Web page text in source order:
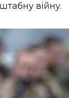
війну.